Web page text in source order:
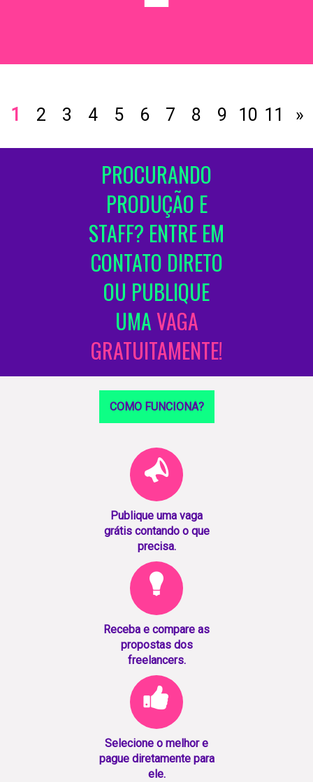
1 2 3 4 5 6 7 8 9 10 11 »
PROCURANDO
PRODUÇÃO E
STAFF? ENTRE EM
CONTATO DIRETO
OU PUBLIQUE
UMAVAGA
GRATUITAMENTE!
COMO FUNCIONA?
Publique uma vaga
grátis contando o que
precisa.
Receba e compare as
propostas dos
freelancers.
Selecione o melhor e
pague diretamente para
ele.